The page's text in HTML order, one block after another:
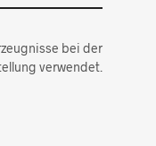
bei der
verwendet.